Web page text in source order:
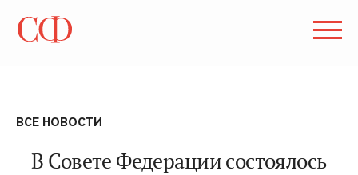
ВСЕ НОВОСТИ
В Совете Федерации состоялось